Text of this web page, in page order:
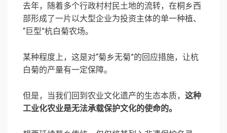
去年，随着多个行政村村民土地的流转，在桐乡西
部形成了一片以大型企业为投资主体的单一种植、
“巨型”杭白菊农场。
某种程度上，这是对“菊乡无菊”的回应措施，让杭
白菊的产量有一定保障。
但是，当我们回到农业文化遗产的生态本质， 这种
工业化农业是无法承载保护文化的使命的。